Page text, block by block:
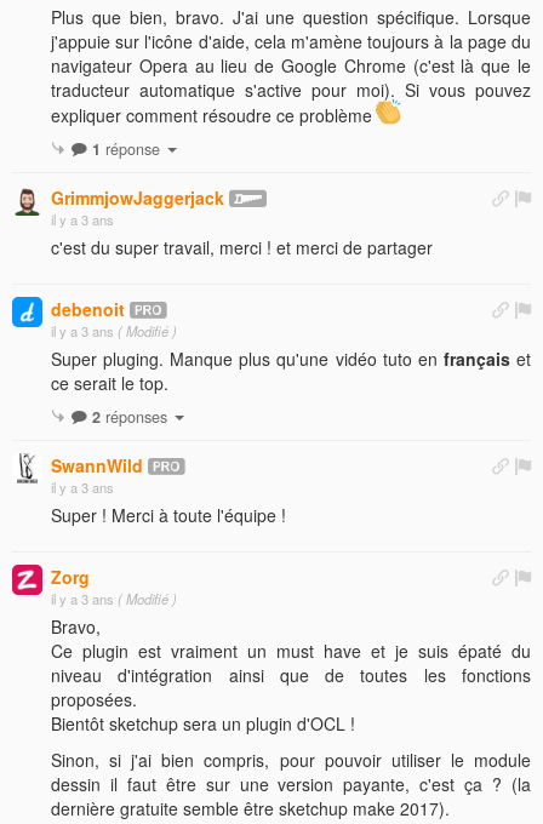
Plus que bien, bravo. J'ai une question spécifique. Lorsque
j'appuie sur l'icône d'aide, cela m'amène toujours à la page du
navigateur Opera au lieu de Google Chrome (c'est là que le
traducteur automatique s'active pour moi). Si vous pouvez
expliquer comment résoudre ce problème
1 réponse
GrimmjowJaggerjack
il y a 3 ans
c'est du super travail, merci ! et merci de partager
debenoit
il y a 3 ans ( Modifié )
Super pluging. Manque plus qu'une vidéo tuto en françaiset
ce serait le top.
2 réponses
SwannWild
il y a 3 ans
Super ! Merci à toute l'équipe !
Zorg
il y a 3 ans ( Modifié )
Bravo,
Ce plugin est vraiment un must have et je suis épaté du
niveau d'intégration ainsi que de toutes les fonctions
proposées.
Bientôt sketchup sera un plugin d'OCL !
Sinon, si j'ai bien compris, pour pouvoir utiliser le module
dessin il faut être sur une version payante, c'est ça ? (la
dernière gratuite semble être sketchup make 2017).